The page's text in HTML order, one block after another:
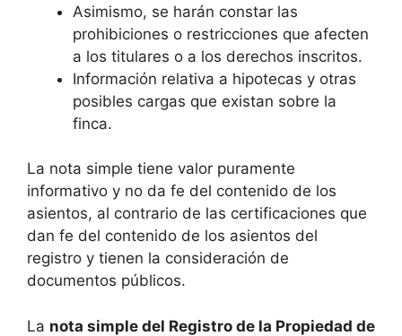
Asimismo, se harán constar las
prohibiciones o restricciones que afecten
a los titulares o a los derechos inscritos.
Información relativa a hipotecas y otras
posibles cargas que existan sobre la
finca.
La nota simple tiene valor puramente
informativo y no da fe del contenido de los
asientos, al contrario de las certificaciones que
dan fe del contenido de los asientos del
registro y tienen la consideración de
documentos públicos.
La nota simple del Registro de la Propiedad de